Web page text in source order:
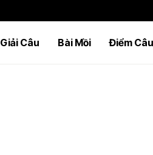
Giải Câu Bài Mồi Điểm Câu